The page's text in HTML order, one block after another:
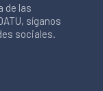
de las
síganos
sociales.